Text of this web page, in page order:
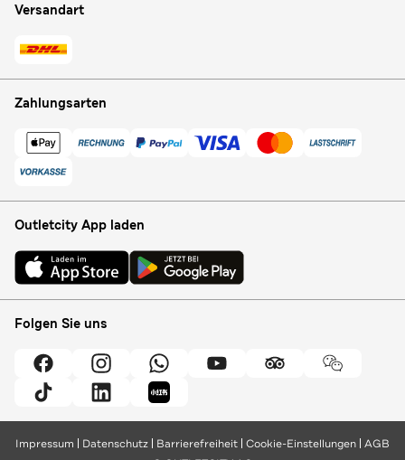
Versandart
Zahlungsarten
Outletcity App laden
Folgen Sie uns
Impressum Datenschutz Barrierefreiheit Cookie-Einstellungen AGB